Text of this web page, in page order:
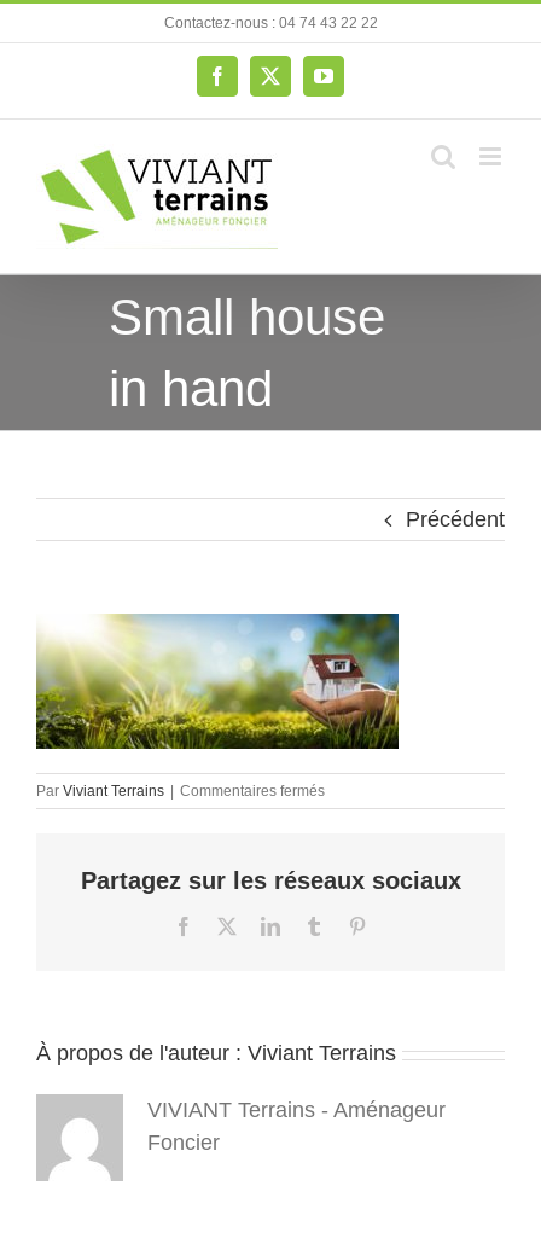
au
Contactez-nous : 04 74 43 22 22
Facebook
X YouTube
Small house
in hand
Précédent
Par Viviant Terrains Commentaires ferméssur
Small
hand
Partagez sur les réseaux sociaux
Facebook LinkedInTumblr
À propos de l'auteur : Viviant Terrains
VIVIANT Terrains - Aménageur
Foncier